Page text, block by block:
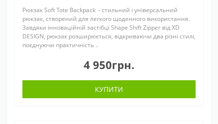
Рюкзак Soft Tote Backpack - стильний і універсальний
рюкзак, створений для легкого щоденного використання.
Завдяки інноваційній застібці Shape Shift Zipper від XD
DESIGN, рюкзак розширюється, відкриваючи два різні стилі,
поєднуючи практичність ..
4 950грн.
КУПИТИ